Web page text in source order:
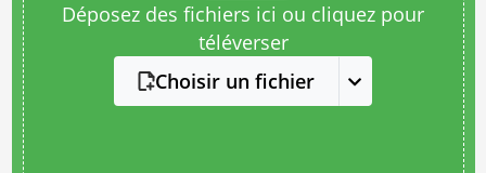
Déposez des fichiers ici ou cliquez pour
téléverser
Choisir un fichier